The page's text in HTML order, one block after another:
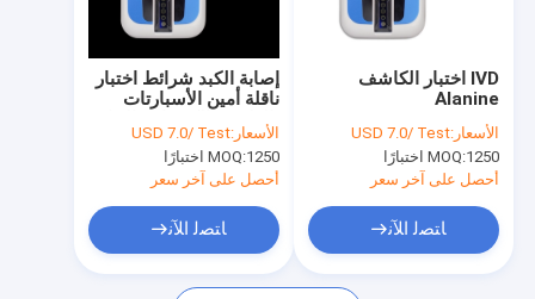
جولة في المعمل
أخبار
حالات
إصابة الكبد شرائط اختبار
ناقلة أمين الأسبارتات
بالطريقة الكيميائية الجافة
الأسعار:USD 7.0/ Test
MOQ:1250 اختبارًا
أحصل على آخر سعر
ﺎﺘﺼﻟ ﺍﻶﻧ
IVD اختبار الكاشف
Alanine
Aminotransferase
Test Strips محلل
الكيمياء الحيوية
الأسعار:USD 7.0/ Test
MOQ:1250 اختبارًا
أحصل على آخر سعر
ﺎﺘﺼﻟ ﺍﻶﻧ